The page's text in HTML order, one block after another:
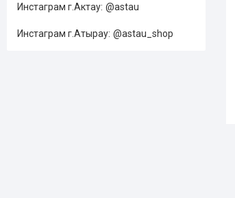
Инстаграм г.Актау @astau
Инстаграм г.Атырау @astau_shop